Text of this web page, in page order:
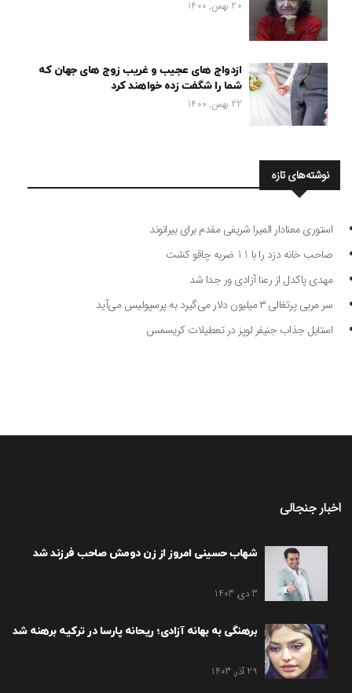
20 بهمن, 1400
ازدواج های عجیب و غریب زوج های جهان که
شما را شگفت زده خواهند کرد
22 بهمن, 1400
نوشته‌های تازه
استوری معنادار المیرا شریفی مقدم برای بیرانوند
صاحب خانه دزد را با 11 ضربه چاقو کشت
مهدی پاکدل از رعنا آزادی ور جدا شد
سر مربی پرتغالی ۳ میلیون دلار می‌گیرد به پرسپولیس می‌آید
استایل جذاب جنیفر لوپز در تعطیلات کریسمس
اخبار جنجالی
شهاب حسینی امروز از زن دومش صاحب فرزند شد
3 دی, 1403
برهنگی به بهانه آزادی؛ ریحانه پارسا در ترکیه برهنه شد
29 آذر, 1403